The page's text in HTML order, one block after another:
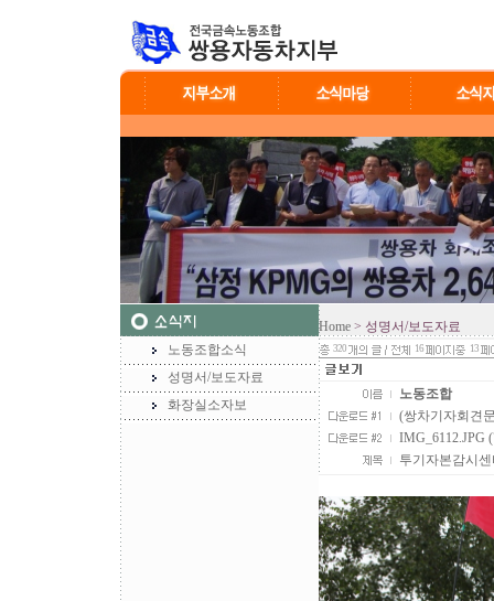
노동조합소식
성명서/보도자료
화장실소자보
Home > 성명서/보도자료
320 16 13
노동조합
(쌍차기자회견
IMG_6112.JPG
투기자본감시